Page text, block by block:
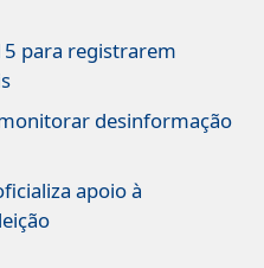
para registrarem
desinformação
apoio à